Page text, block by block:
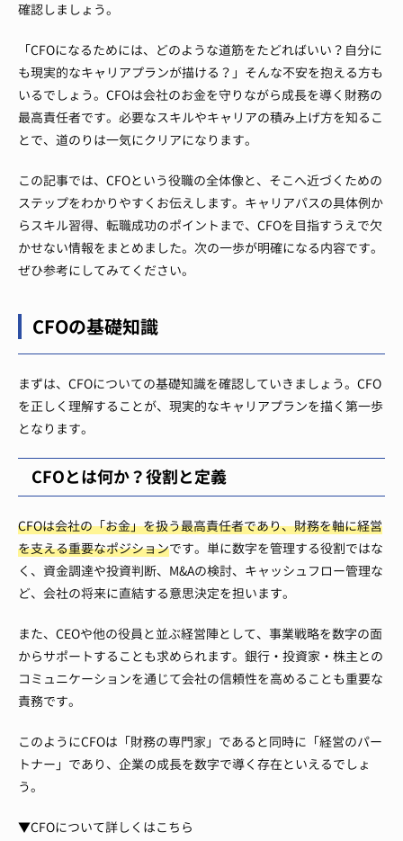
確認しましょう。
「CFOになるためには、どのような道筋をたどればいい？自分に
も現実的なキャリアプランが描ける？」そんな不安を抱える方も
いるでしょう。CFOは会社のお金を守りながら成長を導く財務の
最高責任者です。必要なスキルやキャリアの積み上げ方を知るこ
とで、道のりは一気にクリアになります。
この記事では、CFOという役職の全体像と、そこへ近づくための
ステップをわかりやすくお伝えします。キャリアパスの具体例か
らスキル習得、転職成功のポイントまで、CFOを目指すうえで欠
かせない情報をまとめました。次の一歩が明確になる内容です。
ぜひ参考にしてみてください。
CFOの基礎知識
まずは、CFOについての基礎知識を確認していきましょう。CFO
を正しく理解することが、現実的なキャリアプランを描く第一歩
となります。
CFOとは何か？役割と定義
CFOは会社の「お金」を扱う最高責任者であり、財務を軸に経営
を支える重要なポジションです。単に数字を管理する役割ではな
く、資金調達や投資判断、M&Aの検討、キャッシュフロー管理な
ど、会社の将来に直結する意思決定を担います。
また、CEOや他の役員と並ぶ経営陣として、事業戦略を数字の面
からサポートすることも求められます。銀行・投資家・株主との
コミュニケーションを通じて会社の信頼性を高めることも重要な
責務です。
このようにCFOは「財務の専門家」であると同時に「経営のパー
トナー」であり、企業の成長を数字で導く存在といえるでしょ
う。
▼CFOについて詳しくはこちら